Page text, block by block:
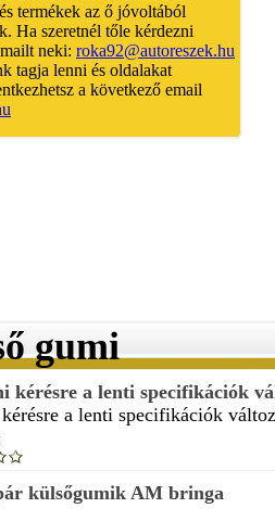
termékek az ő jóvoltából
Ha szeretnél tőle kérdezni
neki: roka92@autoreszek.hu
tagja lenni és oldalakat
a következő email
gumi
kérésre a lenti specifikációk
a lenti specifikációk
külsőgumik AM bringa